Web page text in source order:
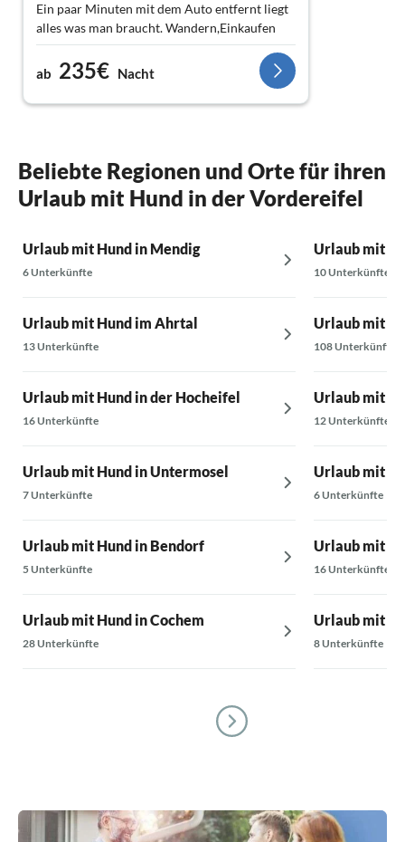
Ein paar Minuten mit dem Auto entfernt liegt
alles was man braucht. Wandern,Einkaufen
...alles gut erreichbar. Eine Zwichenreinigung
gab es auch. Inklusive Handtücher und
Es gab sogar eine super liebe Überraschung
ab 235€ Nacht
Beliebte Regionen und Orte für ihren
Urlaub mit Hund in der Vordereifel
Urlaub mit Hund in Mendig
6 Unterkünfte
Urlaub mit Hund im Ahrtal
13 Unterkünfte
Urlaub mit Hund in der Hocheifel
16 Unterkünfte
Urlaub mit Hund in Untermosel
7 Unterkünfte
Urlaub mit Hund in Bendorf
5 Unterkünfte
Urlaub mit Hund in Cochem
28 Unterkünfte
Urlaub mit
10 Unterkünfte
Urlaub mit
108 Unterkünfte
Urlaub mit
12 Unterkünfte
Urlaub mit
6 Unterkünfte
Urlaub mit
16 Unterkünfte
Urlaub mit
8 Unterkünfte